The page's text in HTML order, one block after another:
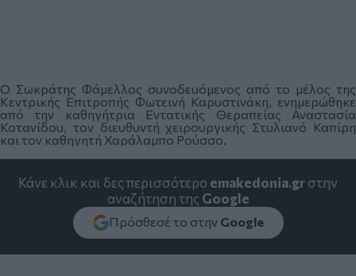
Ο Σωκράτης Φάμελλος συνοδευόμενος από το μέλος της
Κεντρικής Επιτροπής Φωτεινή Καρυστινάκη, ενημερώθηκε
από την καθηγήτρια Εντατικής Θεραπείας Αναστασία
Κοτανίδου, τον διευθυντή χειρουργικής Στυλιανό Καπίρη
και τον καθηγητή Χαράλαμπο Ρούσσο.
Κάνε κλικ και δες περισσότερο emakedonia.grστην
αναζήτηση της Google
Πρόσθεσέ το στην Google